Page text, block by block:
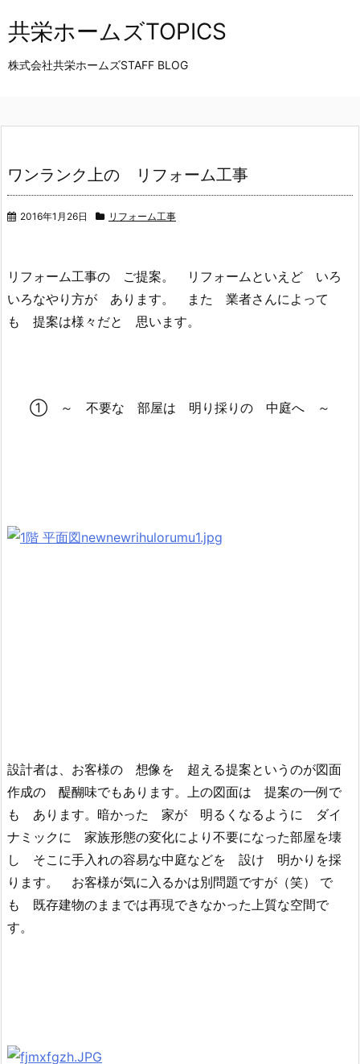
共栄ホームズTOPICS
株式会社共栄ホームズSTAFF BLOG
ワンランク上の リフォーム工事
2016年1月26日 リフォーム工事
リフォーム工事の ご提案。 リフォームといえど いろ
いろなやり方が あります。 また 業者さんによって
も 提案は様々だと 思います。
① ～ 不要な 部屋は 明り採りの 中庭へ ～
設計者は、お客様の 想像を 超える提案というのが図面
作成の 醍醐味でもあります。上の図面は 提案の一例で
も あります。暗かった 家が 明るくなるように ダイ
ナミックに 家族形態の変化により不要になった部屋を壊
し そこに手入れの容易な中庭などを 設け 明かりを採
ります。 お客様が気に入るかは別問題ですが（笑） で
も 既存建物のままでは再現できなかった上質な空間で
す。